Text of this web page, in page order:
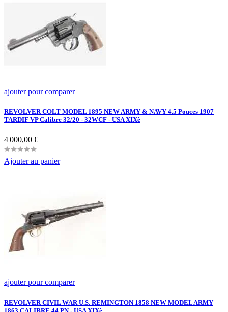
ajouter pour comparer
REVOLVER COLT MODEL 1895 NEW ARMY & NAVY 4.5 Pouces 1907
TARDIF VP Calibre 32/20 - 32WCF - USA XIXè
Prix
4 000,00 €
Ajouter au panier
ajouter pour comparer
REVOLVER CIVIL WAR U.S. REMINGTON 1858 NEW MODEL ARMY